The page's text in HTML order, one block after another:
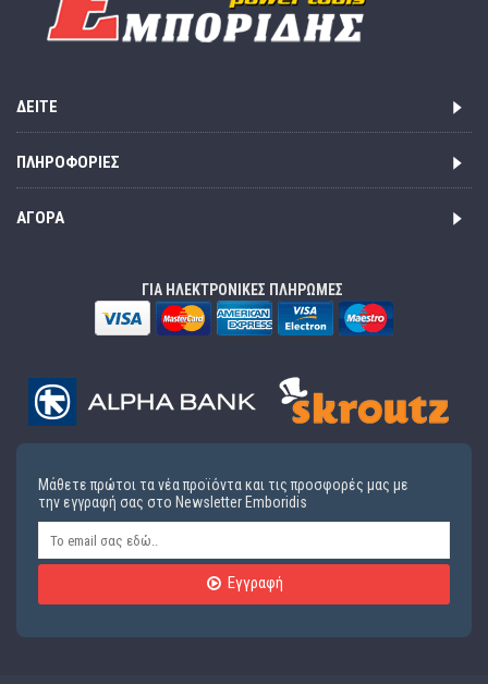
ΔΕΊΤΕ
ΠΛΗΡΟΦΟΡΊΕΣ
ΑΓΟΡΆ
ΓΙΑ ΗΛΕΚΤΡΟΝΙΚΕΣ ΠΛΗΡΩΜΕΣ
Μάθετε πρώτοι τα νέα προϊόντα και τις προσφορές μας με
την εγγραφή σας στο Newsletter Emboridis
Εγγραφή